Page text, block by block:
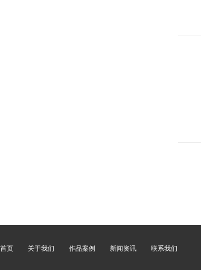
首页 关于我们 作品案例 新闻资讯 联系我们